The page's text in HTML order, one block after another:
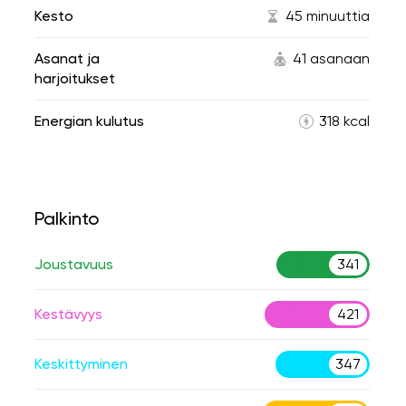
Kesto 45 minuuttia
Asanat ja
harjoitukset
41 asanaan
Energian kulutus 318 kcal
Palkinto
Joustavuus 341
Kestävyys 421
Keskittyminen 347